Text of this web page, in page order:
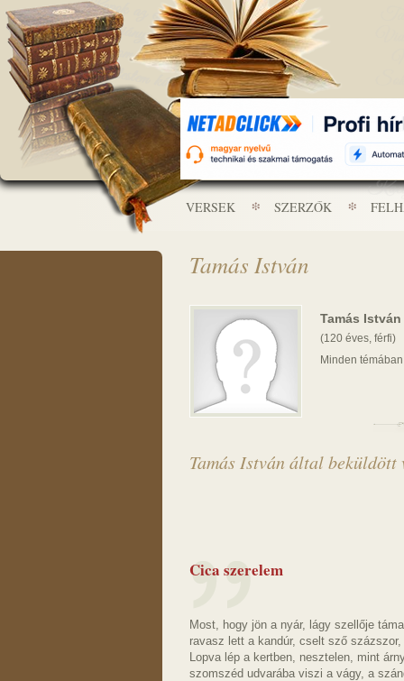
VERSEK SZERZŐK
Tamás István
Tamás István
(120 éves, férfi)
Minden
Tamás István által beküldött
Cica szerelem
Most, hogy jön a nyár, lágy szellője
ravasz lett a kandúr, cselt sző
Lopva lép a kertben, nesztelen, mint
szomszéd udvarába viszi a vágy, a